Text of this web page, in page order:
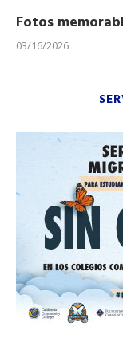
Fotos
03/16/2026